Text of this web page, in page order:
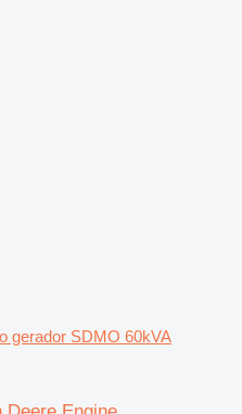
gerador SDMO 60kVA